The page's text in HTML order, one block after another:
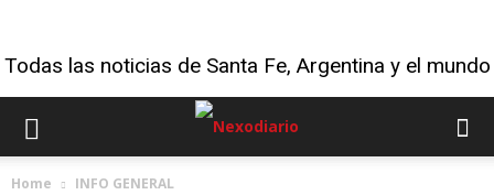
Todas las noticias de Santa Fe, Argentina y el mundo
Home INFO GENERAL